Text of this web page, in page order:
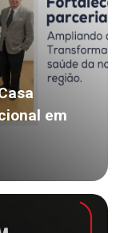
em